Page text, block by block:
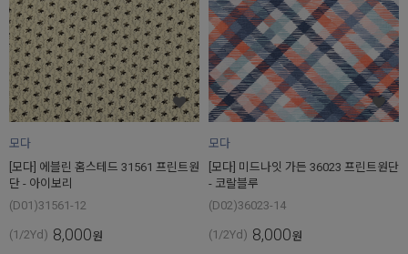
모다
[모다] 에블린 홈스테드 31561 프린트원
단 - 아이보리
(D01)31561-12
(1/2Yd) 8,000원
모다
[모다] 미드나잇 가든 36023 프린트원단
- 코랄블루
(D02)36023-14
(1/2Yd) 8,000원